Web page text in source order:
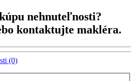
nehnuteľnosti?
kontaktujte makléra.
(0)